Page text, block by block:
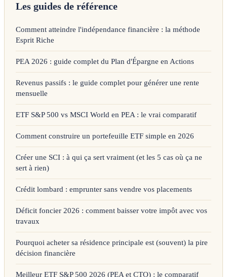
Les guides de référence
Comment atteindre l'indépendance financière : la méthode
Esprit Riche
PEA 2026 : guide complet du Plan d'Épargne en Actions
Revenus passifs : le guide complet pour générer une rente
mensuelle
ETF S&P 500 vs MSCI World en PEA : le vrai comparatif
Comment construire un portefeuille ETF simple en 2026
Créer une SCI : à qui ça sert vraiment (et les 5 cas où ça ne
sert à rien)
Crédit lombard : emprunter sans vendre vos placements
Déficit foncier 2026 : comment baisser votre impôt avec vos
travaux
Pourquoi acheter sa résidence principale est (souvent) la pire
décision financière
Meilleur ETF S&P 500 2026 (PEA et CTO) : le comparatif